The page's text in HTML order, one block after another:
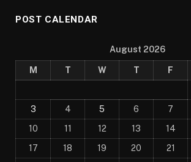
POST CALENDAR
August 2026
M T W T F
3
4 5 6 7
10
11 12 13 14
17
18 19 20 21